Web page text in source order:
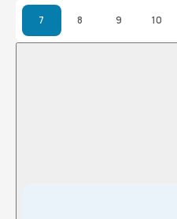
7 8 9 10